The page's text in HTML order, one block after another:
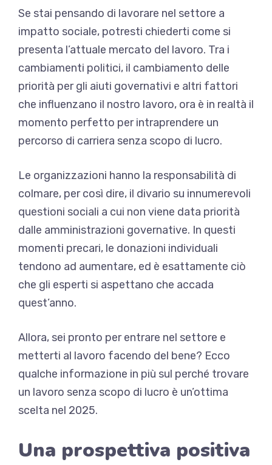
Se stai pensando di lavorare nel settore a
impatto sociale, potresti chiederti come si
presenta l’attuale mercato del lavoro. Tra i
cambiamenti politici, il cambiamento delle
priorità per gli aiuti governativi e altri fattori
che influenzano il nostro lavoro, ora è in realtà il
momento perfetto per intraprendere un
percorso di carriera senza scopo di lucro.
Le organizzazioni hanno la responsabilità di
colmare, per così dire, il divario su innumerevoli
questioni sociali a cui non viene data priorità
dalle amministrazioni governative. In questi
momenti precari, le donazioni individuali
tendono ad aumentare, ed è esattamente ciò
che gli esperti si aspettano che accada
quest’anno.
Allora, sei pronto per entrare nel settore e
metterti al lavoro facendo del bene? Ecco
qualche informazione in più sul perché trovare
un lavoro senza scopo di lucro è un’ottima
scelta nel 2025.
Una prospettiva positiva